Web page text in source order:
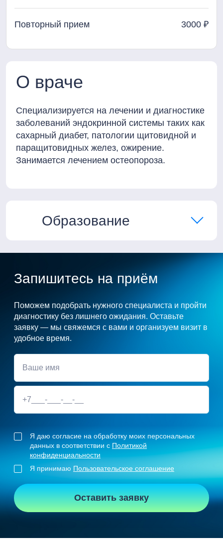
Повторный прием 3000 ₽
О враче
Специализируется на лечении и диагностике
заболеваний эндокринной системы таких как
сахарный диабет, патологии щитовидной и
паращитовидных желез, ожирение.
Занимается лечением остеопороза.
Образование
Запишитесь на приём
Поможем подобрать нужного специалиста и пройти
диагностику без лишнего ожидания. Оставьте
заявку — мы свяжемся с вами и организуем визит в
удобное время.
Я даю согласие на обработку моих персональных
данных в соответствии с Политикой
конфиденциальности
Я принимаю Пользовательское соглашение
Оставить заявку